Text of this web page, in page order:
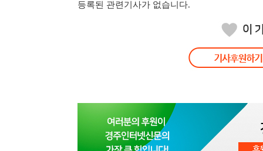
등록된 관련기사가 없습니다.